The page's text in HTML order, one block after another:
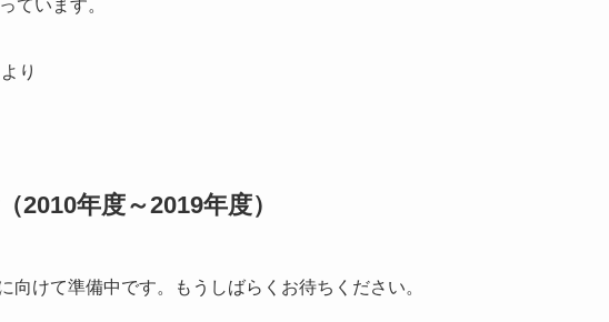
ています。
り
年度～2019年度）
けて準備中です。もうしばらくお待ちください。